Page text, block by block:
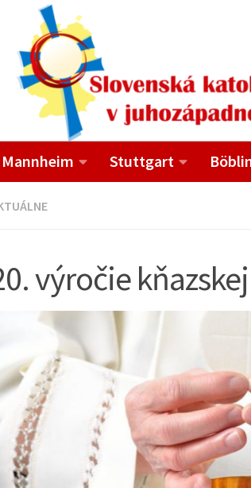
Mannheim Stuttgart
výročie